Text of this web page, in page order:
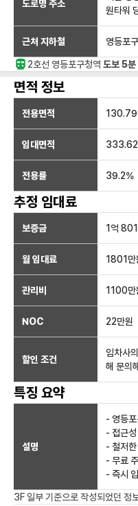
도로명 주소
원타워
근처 지하철 영등포
2호선 영등포구청역 도보 5분
면적 정보
전용면적 130.79
임대면적 333.62
전용률 39.2%
추정 임대료
보증금 1억
월 임대료 1801만
관리비 1100만
NOC 22만원
할인 조건
임차사
해 문의
특징 요약
설명
- 영등
- 접근성
- 철저
- 무료
- 즉시
3F 일부 기준으로 작성되었던 정